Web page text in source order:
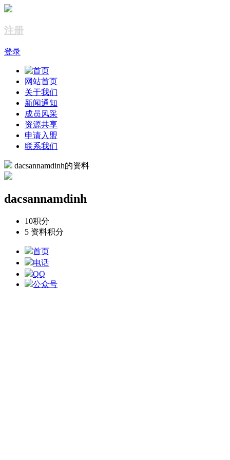
注册
登录
网站首页
关于我们
新闻通知
成员风采
资源共享
申请入盟
联系我们
dacsannamdinh的资料
dacsannamdinh
10积分
5 资料积分
首页
电话
QQ
公众号